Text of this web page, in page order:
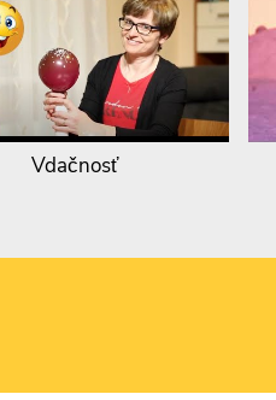
Vdačnosť